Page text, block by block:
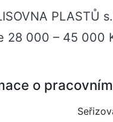
28 000 – 45 000
o